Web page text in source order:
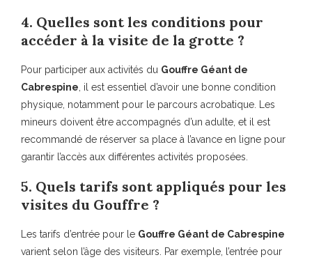
4. Quelles sont les conditions pour
accéder à la visite de la grotte ?
Pour participer aux activités du Gouffre Géant de
Cabrespine , il est essentiel d’avoir une bonne condition
physique, notamment pour le parcours acrobatique. Les
mineurs doivent être accompagnés d’un adulte, et il est
recommandé de réserver sa place à l’avance en ligne pour
garantir l’accès aux différentes activités proposées.
5. Quels tarifs sont appliqués pour les
visites du Gouffre ?
Les tarifs d’entrée pour le Gouffre Géant de Cabrespine
varient selon l’âge des visiteurs. Par exemple, l’entrée pour